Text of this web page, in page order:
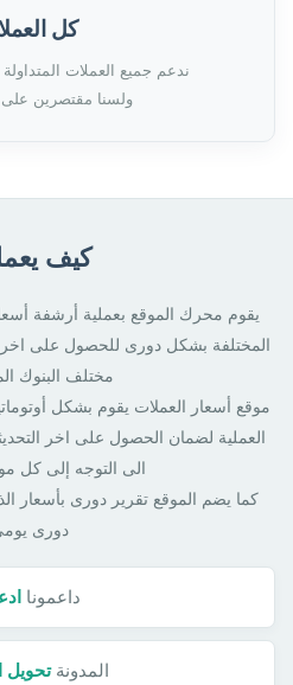
كل
ندعم جميع العملات
ولسنا مقتصرين على
كيف
يقوم محرك الموقع بعملية أرشفة
المختلفة بشكل دورى للحصول على اخر
مختلف البنوك
موقع أسعار العملات يقوم بشكل
العملية لضمان الحصول على اخر
الى التوجه إلى كل
كما يضم الموقع تقرير دورى بأسعار
دورى
داعمونا
المدونةتحويل